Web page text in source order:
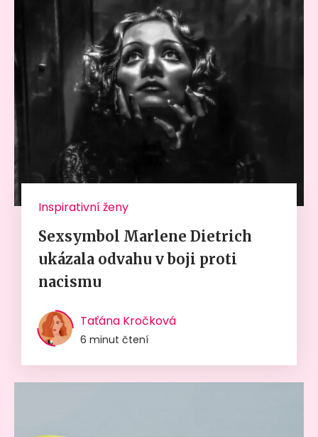
Inspirativní ženy
Sexsymbol Marlene Dietrich
ukázala odvahu v boji proti
nacismu
Taťána Kročková
6 minut čtení